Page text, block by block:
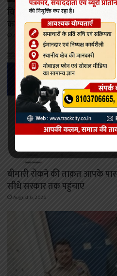
विकसित छत्तीसगढ़ की मजबूत
कल्याण पर राज्य नीति
August 6, 2026
बीमारी रोकने की ताक़त आपके
सीधे सरकार तक पहुंचाएं
August 6, 2026